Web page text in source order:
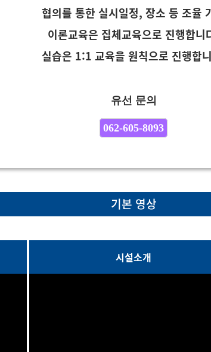
협의를 통한 실시일정, 장소 등 조율
이론교육은 집체교육으로 진행합니
실습은 1:1 교육을 원칙으로 진행합
유선 문의
062-605-8093
기본 영상
시설소개